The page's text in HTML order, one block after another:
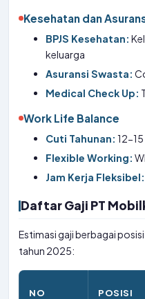
Kesehatan dan
BPJS Kesehatan:
keluarga
Asuransi Swasta:
Medical Check Up:
Work Life Balance
Cuti Tahunan: 12-15
Flexible Working:
Jam Kerja Fleksibel:
Daftar Gaji PT
Estimasi gaji berbagai
tahun 2025:
NO POSISI